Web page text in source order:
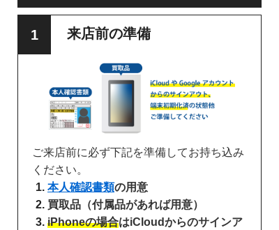
来店前の準備
ご来店前に必ず下記を準備してお持ち込み
ください。
本人確認書類の用意
買取品（付属品があれば用意）
iPhoneの場合はiCloudからのサインア